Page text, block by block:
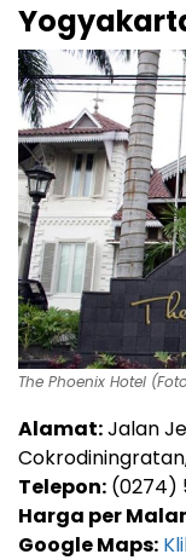
The Phoenix Hotel
Alamat:Jalan
Telepon: (0274)
Harga per
Google Maps: